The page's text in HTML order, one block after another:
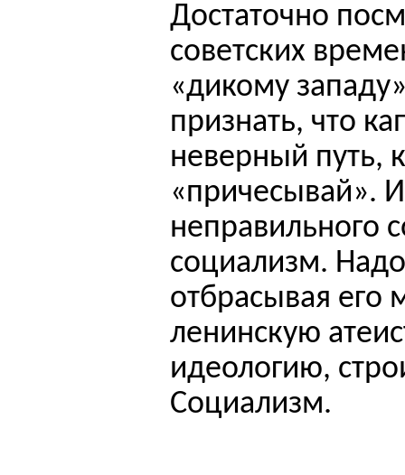
Достаточно
советских
«дикому
признать, что
неверный путь,
«причесывай».
неправильного
социализм.
отбрасывая его
ленинскую
идеологию,
Социализм.